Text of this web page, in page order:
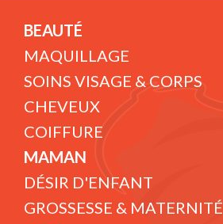
BEAUTÉ
MAQUILLAGE
SOINS VISAGE & CORPS
CHEVEUX
COIFFURE
MAMAN
DÉSIR D'ENFANT
GROSSESSE & MATERNITÉ